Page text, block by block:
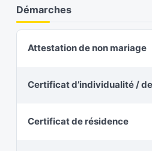
Démarches
Attestation de non mariage
Certificat d’individualité /
Certificat de résidence